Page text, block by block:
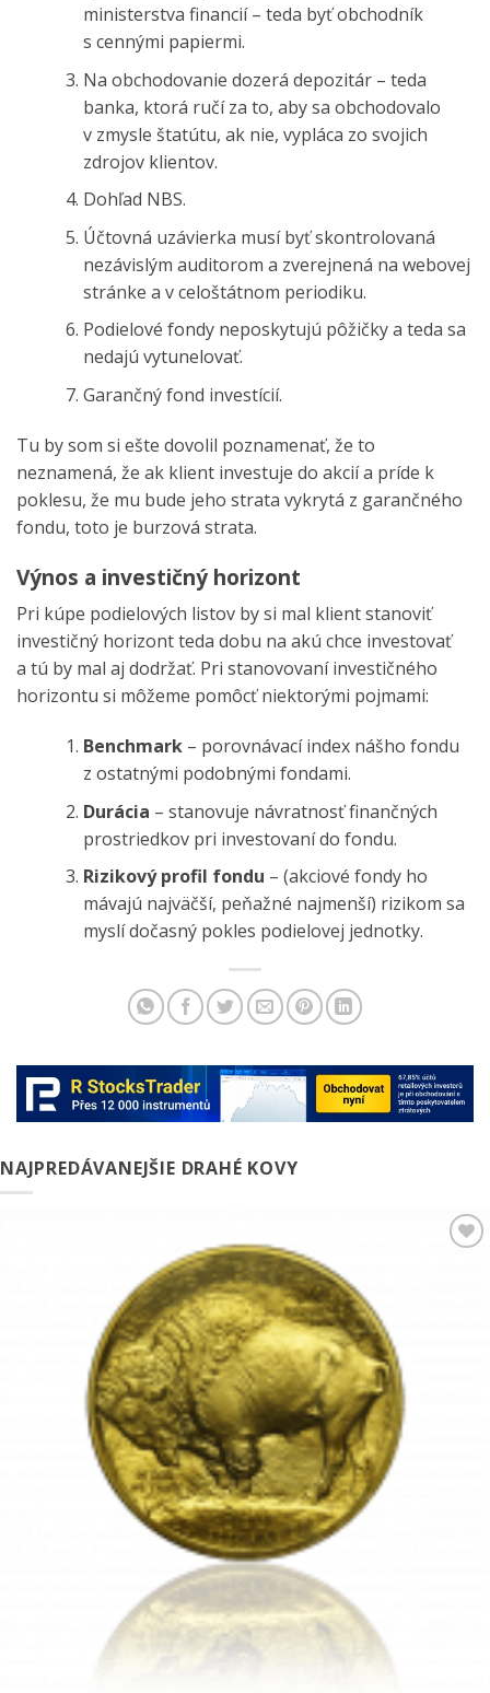
ministerstva financií – teda byť obchodník
s cennými papiermi.
Na obchodovanie dozerá depozitár – teda
banka, ktorá ručí za to, aby sa obchodovalo
v zmysle štatútu, ak nie, vypláca zo svojich
zdrojov klientov.
Dohľad NBS.
Účtovná uzávierka musí byť skontrolovaná
nezávislým auditorom a zverejnená na webovej
stránke a v celoštátnom periodiku.
Podielové fondy neposkytujú pôžičky a teda sa
nedajú vytunelovať.
Garančný fond investícií.
Tu by som si ešte dovolil poznamenať, že to
neznamená, že ak klient investuje do akcií a príde k
poklesu, že mu bude jeho strata vykrytá z garančného
fondu, toto je burzová strata.
Výnos a investičný horizont
Pri kúpe podielových listov by si mal klient stanoviť
investičný horizont teda dobu na akú chce investovať
a tú by mal aj dodržať. Pri stanovovaní investičného
horizontu si môžeme pomôcť niektorými pojmami:
Benchmark– porovnávací index nášho fondu
z ostatnými podobnými fondami.
Durácia – stanovuje návratnosť finančných
prostriedkov pri investovaní do fondu.
Rizikový profil fondu – (akciové fondy ho
mávajú najväčší, peňažné najmenší) rizikom sa
myslí dočasný pokles podielovej jednotky.
NAJPREDÁVANEJŠIE DRAHÉ KOVY